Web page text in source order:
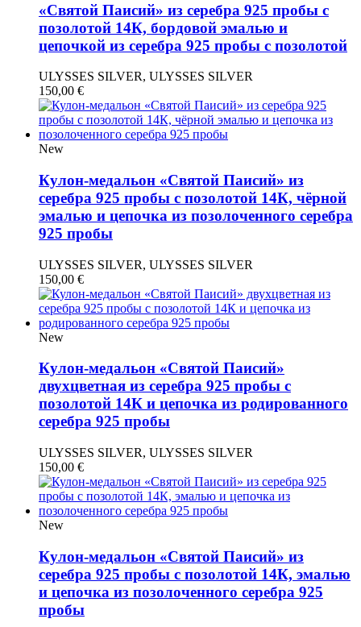
«Святой Паисий» из серебра 925 пробы с
позолотой 14К, бордовой эмалью и
цепочкой из серебра 925 пробы с позолотой
ULYSSES SILVER, ULYSSES SILVER
150,00 €
New
Кулон-медальон «Святой Паисий» из
серебра 925 пробы с позолотой 14К, чёрной
эмалью и цепочка из позолоченного серебра
925 пробы
ULYSSES SILVER, ULYSSES SILVER
150,00 €
New
Кулон-медальон «Святой Паисий»
двухцветная из серебра 925 пробы с
позолотой 14К и цепочка из родированного
серебра 925 пробы
ULYSSES SILVER, ULYSSES SILVER
150,00 €
New
Кулон-медальон «Святой Паисий» из
серебра 925 пробы с позолотой 14К, эмалью
и цепочка из позолоченного серебра 925
пробы